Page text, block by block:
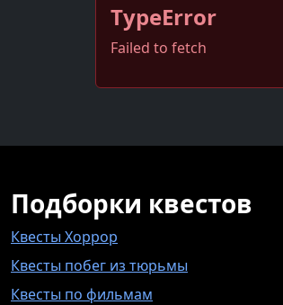
TypeError
Failed to fetch
Подборки квестов
Квесты Хоррор
Квесты побег из тюрьмы
Квесты по фильмам